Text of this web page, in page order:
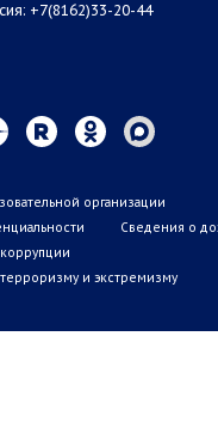
+7(8162)33-20-44
организации
Сведения о
и экстремизму